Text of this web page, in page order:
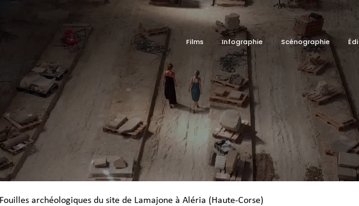
Films Infographie Scénographie
Fouilles archéologiques du site de Lamajone à Aléria (Haute-Corse)